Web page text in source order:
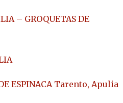
– GROQUETAS DE
ESPINACA Tarento, Apulia